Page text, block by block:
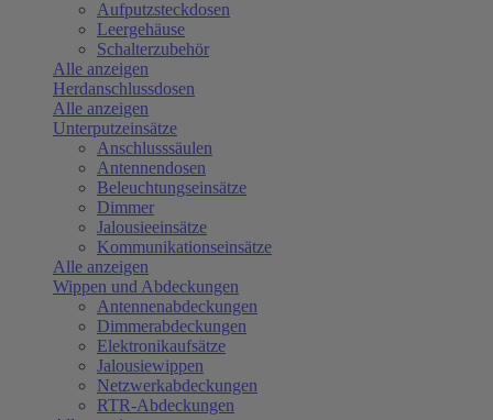
Aufputzsteckdosen
Leergehäuse
Schalterzubehör
Alle anzeigen
Herdanschlussdosen
Alle anzeigen
Unterputzeinsätze
Anschlusssäulen
Antennendosen
Beleuchtungseinsätze
Dimmer
Jalousieeinsätze
Kommunikationseinsätze
Alle anzeigen
Wippen und Abdeckungen
Antennenabdeckungen
Dimmerabdeckungen
Elektronikaufsätze
Jalousiewippen
Netzwerkabdeckungen
RTR-Abdeckungen